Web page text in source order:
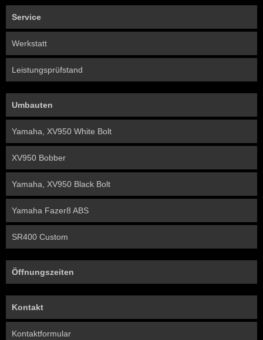
Service
Werkstatt
Leistungsprüfstand
Umbauten
Yamaha, XV950 White Bolt
XV950 Bobber
Yamaha, XV950 Black Bolt
Yamaha Fazer8 ABS
SR400 Custom
Öffnungszeiten
Kontakt
Kontaktformular